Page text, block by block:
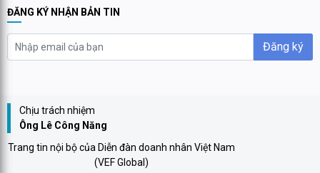
ĐĂNG KÝ NHẬN BẢN TIN
Đăng ký
Chịu trách nhiệm
Ông Lê Công Năng
Trang tin nội bộ của Diễn đàn doanh nhân Việt Nam
(VEF Global)